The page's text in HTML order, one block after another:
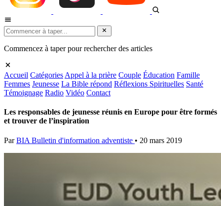
Commencez à taper pour rechercher des articles
Accueil Catégories Appel à la prière Couple Éducation Famille
Femmes Jeunesse La Bible répond Réflexions Spirituelles Santé
Témoignage Radio Vidéo Contact
Les responsables de jeunesse réunis en Europe pour être formés
et trouver de l’inspiration
Par BIA Bulletin d'information adventiste • 20 mars 2019